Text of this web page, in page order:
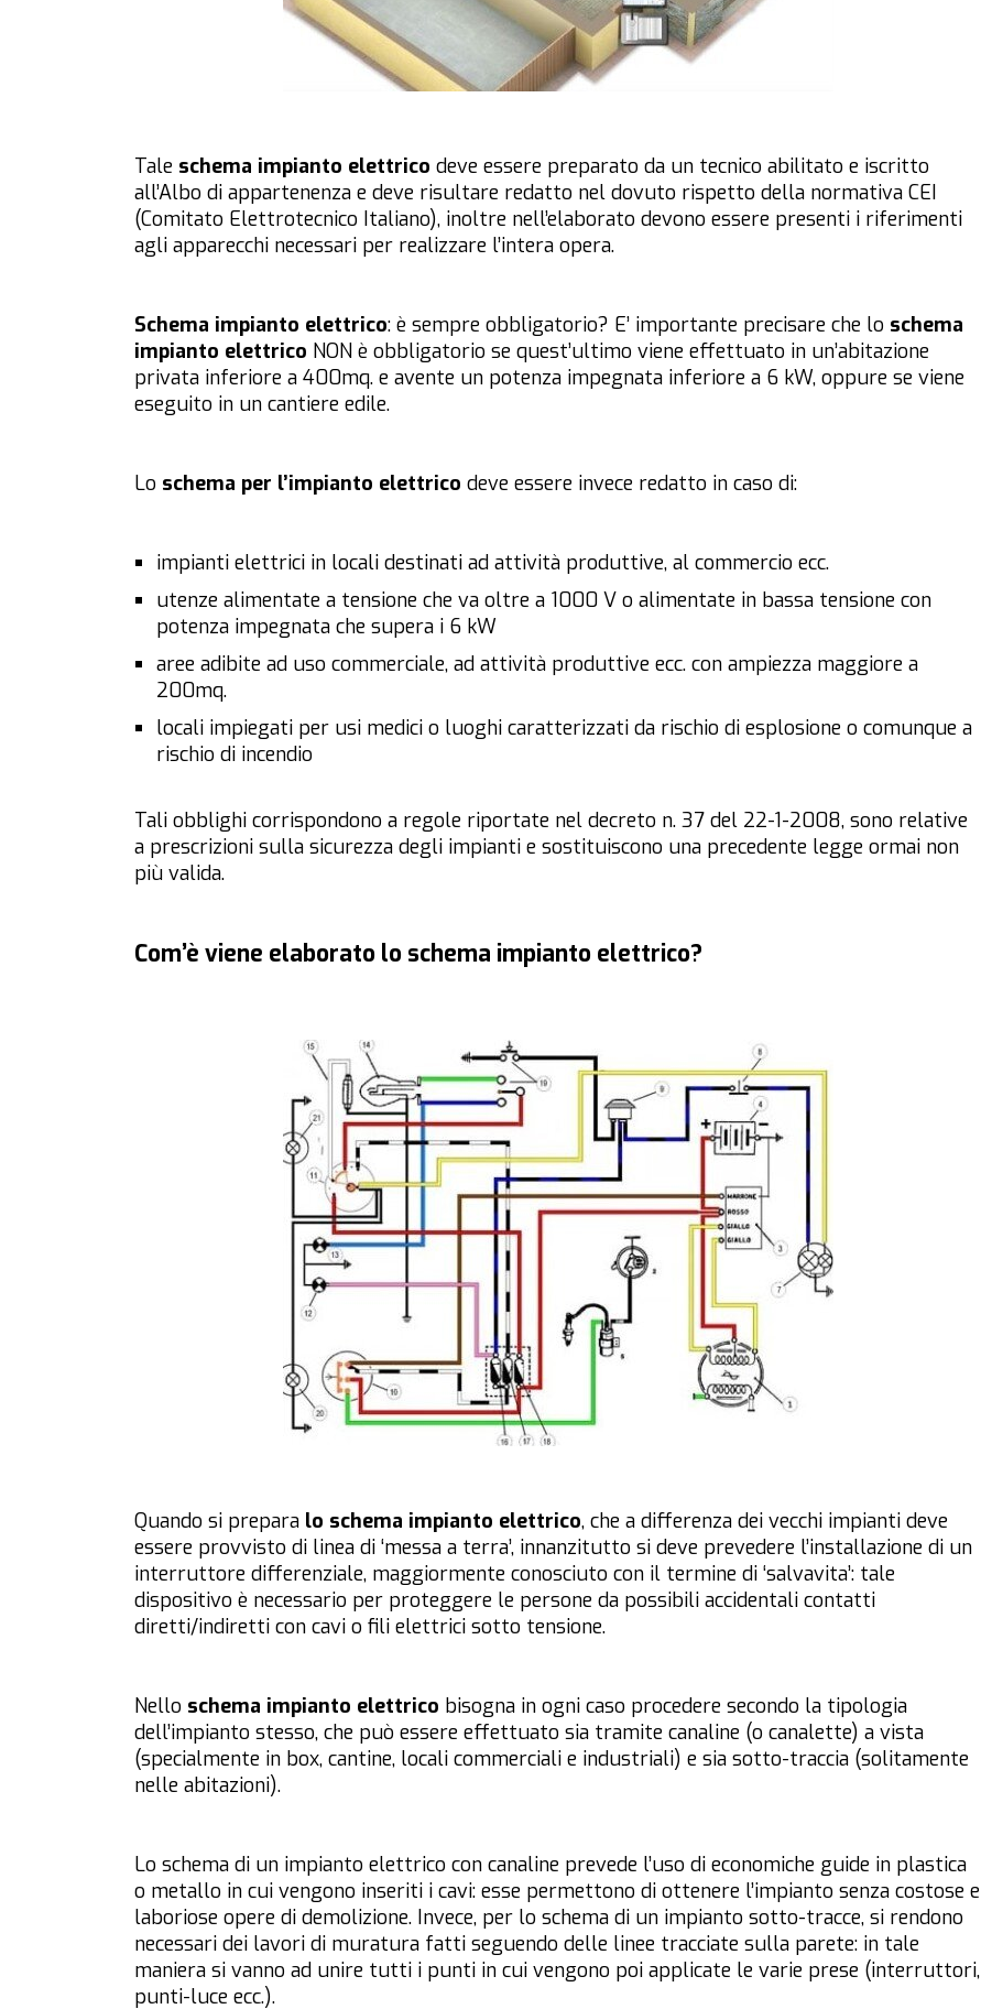
Tale schema impianto elettrico deve essere preparato da un tecnico abilitato e iscritto
all’Albo di appartenenza e deve risultare redatto nel dovuto rispetto della normativa CEI
(Comitato Elettrotecnico Italiano), inoltre nell’elaborato devono essere presenti i riferimenti
agli apparecchi necessari per realizzare l’intera opera.
Schema impianto elettrico: è sempre obbligatorio? E’ importante precisare che lo schema
impianto elettrico NON è obbligatorio se quest’ultimo viene effettuato in un’abitazione
privata inferiore a 400mq. e avente un potenza impegnata inferiore a 6 kW, oppure se viene
eseguito in un cantiere edile.
Lo schema per l’impianto elettrico deve essere invece redatto in caso di:
impianti elettrici in locali destinati ad attività produttive, al commercio ecc.
utenze alimentate a tensione che va oltre a 1000 V o alimentate in bassa tensione con
potenza impegnata che supera i 6 kW
aree adibite ad uso commerciale, ad attività produttive ecc. con ampiezza maggiore a
200mq.
locali impiegati per usi medici o luoghi caratterizzati da rischio di esplosione o comunque a
rischio di incendio
Tali obblighi corrispondono a regole riportate nel decreto n. 37 del 22-1-2008, sono relative
a prescrizioni sulla sicurezza degli impianti e sostituiscono una precedente legge ormai non
più valida.
Com’è viene elaborato lo schema impianto elettrico?
Quando si prepara lo schema impianto elettrico, che a differenza dei vecchi impianti deve
essere provvisto di linea di ‘messa a terra’, innanzitutto si deve prevedere l’installazione di un
interruttore differenziale, maggiormente conosciuto con il termine di ‘salvavita’: tale
dispositivo è necessario per proteggere le persone da possibili accidentali contatti
diretti/indiretti con cavi o fili elettrici sotto tensione.
Nello schema impianto elettrico bisogna in ogni caso procedere secondo la tipologia
dell’impianto stesso, che può essere effettuato sia tramite canaline (o canalette) a vista
(specialmente in box, cantine, locali commerciali e industriali) e sia sotto-traccia (solitamente
nelle abitazioni).
Lo schema di un impianto elettrico con canaline prevede l’uso di economiche guide in plastica
o metallo in cui vengono inseriti i cavi: esse permettono di ottenere l’impianto senza costose e
laboriose opere di demolizione. Invece, per lo schema di un impianto sotto-tracce, si rendono
necessari dei lavori di muratura fatti seguendo delle linee tracciate sulla parete: in tale
maniera si vanno ad unire tutti i punti in cui vengono poi applicate le varie prese (interruttori,
punti-luce ecc.).